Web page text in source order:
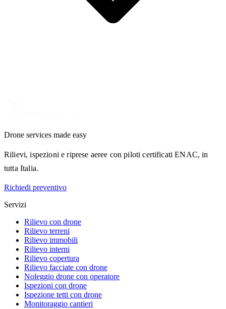
Drone services made easy
Rilievi, ispezioni e riprese aeree con piloti certificati ENAC, in
tutta Italia.
Richiedi preventivo
Servizi
Rilievo con drone
Rilievo terreni
Rilievo immobili
Rilievo interni
Rilievo copertura
Rilievo facciate con drone
Noleggio drone con operatore
Ispezioni con drone
Ispezione tetti con drone
Monitoraggio cantieri